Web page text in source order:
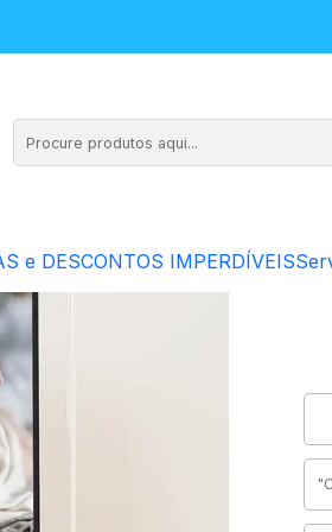
e DESCONTOS IMPERDÍVEIS